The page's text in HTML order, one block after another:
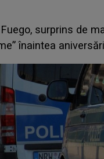
surprins de
înaintea